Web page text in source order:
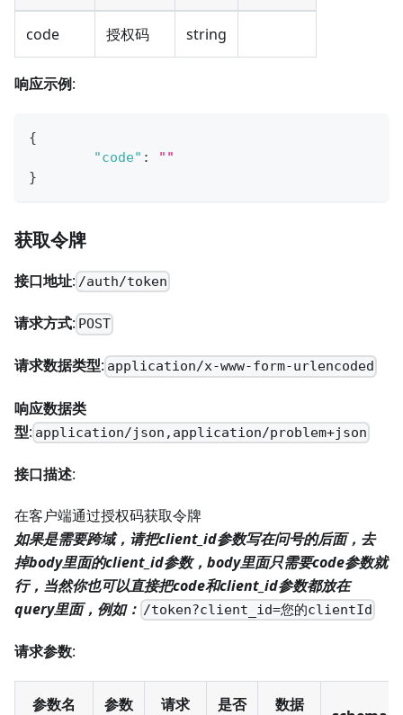
code 授权码 string
响应示例:
{
"code" :
""
}
获取令牌
接口地址: /auth/token
请求方式: POST
请求数据类型: application/x-www-form-urlencoded
响应数据类
型: application/json,application/problem+json
接口描述:
在客户端通过授权码获取令牌
如果是需要跨域，请把client_id参数写在问号的后面，去
掉body里面的client_id参数，body里面只需要code参数就
行，当然你也可以直接把code和client_id参数都放在
query里面，例如： /token?client_id=您的clientId
请求参数:
参数名 参数 请求 是否 数据